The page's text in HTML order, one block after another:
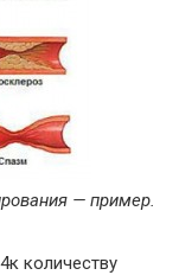
— пример.
количеству